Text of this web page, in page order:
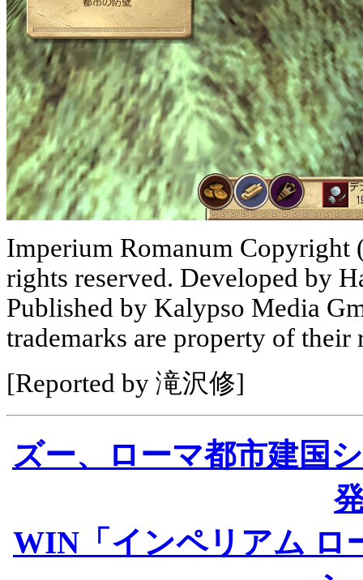
Imperium Romanum
rights reserved. Developed by
Published by Kalypso Media
trademarks are property of their
[Reported by 滝沢修]
ズー、ローマ都市建国
WIN「インペリアム ロ